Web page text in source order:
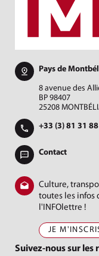
Pays de
8 avenue des
BP 98407
25208
+33 (3) 81 31
Contact
Culture,
toutes les infos
l'INFOlettre !
JE
Suivez-nous sur les